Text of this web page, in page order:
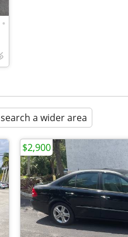
•
search a wider area
$2,900